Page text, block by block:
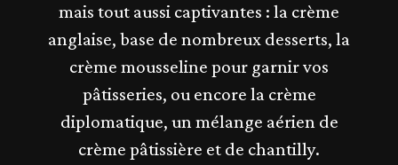
mais tout aussi captivantes : la crème
anglaise, base de nombreux desserts, la
crème mousseline pour garnir vos
pâtisseries, ou encore la crème
diplomatique, un mélange aérien de
crème pâtissière et de chantilly.